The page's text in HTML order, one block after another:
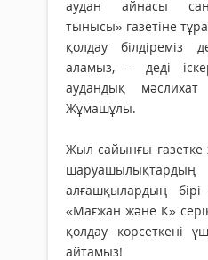
аудан айнасы
тынысы» газетіне
қолдау білдіреміз
аламыз, – деді
аудандық
Жұмашұлы.
Жыл сайынғы
алғашқылардың
«Мағжан және К»
қолдау көрсеткені
айтамыз!